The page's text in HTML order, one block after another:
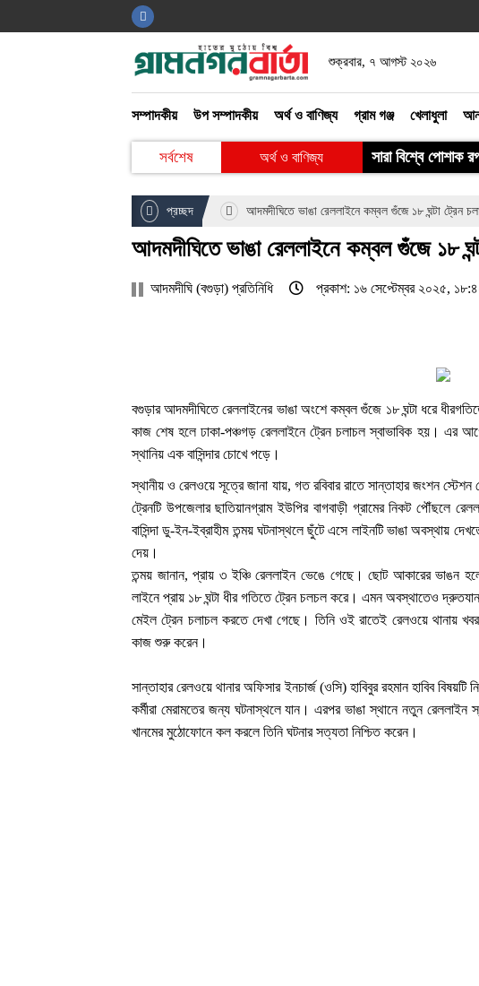
শুক্রবার, ৭ আগস্ট ২০২৬
সম্পাদকীয় উপ সম্পাদকীয় অর্থ ও বাণিজ্য গ্রাম গঞ্জ খেলাধুলা
সর্বশেষ অর্থ ও বাণিজ্য
খেলাধুলা
গ্রাম গঞ্জ
আইন ও আদালত
সারা বিশ্বে পোশাক
প্রচ্ছদ আদমদীঘিতে ভাঙা রেললাইনে কম্বল গুঁজে ১৮ ঘন্টা ট্রেন
আদমদীঘিতে ভাঙা রেললাইনে কম্বল গুঁজে ১৮
আদমদীঘি (বগুড়া) প্রতিনিধি প্রকাশ: ১৬ সেপ্টেম্বর ২০২৫,
বগুড়ার আদমদীঘিতে রেললাইনের ভাঙা অংশে কম্বল গুঁজে ১৮ ঘন্টা ধরে
কাজ শেষ হলে ঢাকা-পঞ্চগড় রেললাইনে ট্রেন চলাচল স্বাভাবিক হয়। এর
স্থানিয় এক বাসিন্দার চোখে পড়ে।
স্থানীয় ও রেলওয়ে সূত্রে জানা যায়, গত রবিবার রাতে সান্তাহার জংশন
ট্রেনটি উপজেলার ছাতিয়ানগ্রাম ইউপির বাগবাড়ী গ্রামের নিকট পৌঁছলে
বাসিন্দা ডু-ইন-ইব্রাহীম তন্ময় ঘটনাস্থলে ছুঁটে এসে লাইনটি ভাঙা অবস্থায়
দেয়।
তন্ময় জানান, প্রায় ৩ ইঞ্চি রেললাইন ভেঙে গেছে। ছোট আকারের ভাঙন
লাইনে প্রায় ১৮ ঘন্টা ধীর গতিতে ট্রেন চলচল করে। এমন অবস্থাতেও
মেইল ট্রেন চলাচল করতে দেখা গেছে। তিনি ওই রাতেই রেলওয়ে থানায়
কাজ শুরু করেন।
সান্তাহার রেলওয়ে থানার অফিসার ইনচার্জ (ওসি) হাবিবুর রহমান হাবিব
কর্মীরা মেরামতের জন্য ঘটনাস্থলে যান। এরপর ভাঙা স্থানে নতুন রেললাইন
খানমের মুঠোফোনে কল করলে তিনি ঘটনার সত্যতা নিশ্চিত করেন।